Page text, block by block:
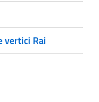
vertici Rai